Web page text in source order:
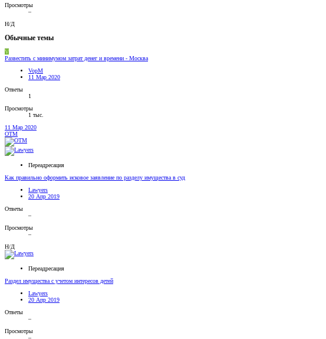
Просмотры
–
Н/Д
Обычные темы
V
Развестить с минимумом затрат денег и времени - Москва
VopM
11 Мар 2020
Ответы
1
Просмотры
1 тыс.
11 Мар 2020
OTM
Переадресация
Как правильно оформить исковое заявление по разделу имущества в суд
Lawyers
20 Апр 2019
Ответы
–
Просмотры
–
Н/Д
Переадресация
Раздел имущества с учетом интересов детей
Lawyers
20 Апр 2019
Ответы
–
Просмотры